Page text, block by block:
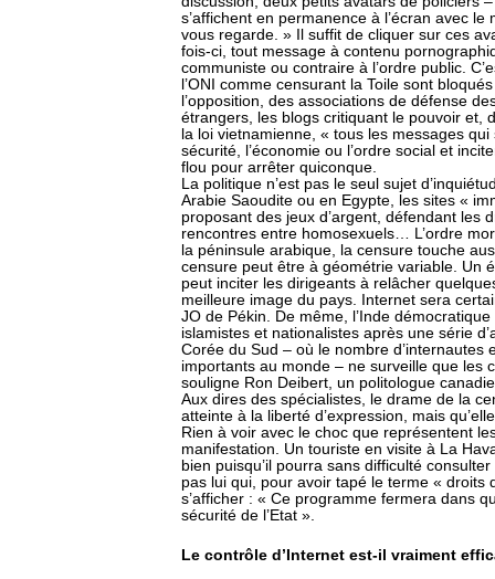
s’affichent en permanence à l’écran avec
vous regarde. » Il suffit de cliquer sur ces
fois-ci, tout message à contenu
communiste ou contraire à l’ordre public.
l’ONI comme censurant la Toile sont
l’opposition, des associations de défense
étrangers, les blogs critiquant le pouvoir et,
la loi vietnamienne, « tous les messages qui
sécurité, l’économie ou l’ordre social et
flou pour arrêter quiconque.
La politique n’est pas le seul sujet
Arabie Saoudite ou en Egypte, les sites «
proposant des jeux d’argent, défendant les
rencontres entre homosexuels… L’ordre
la péninsule arabique, la censure touche
censure peut être à géométrie variable. Un
peut inciter les dirigeants à relâcher
meilleure image du pays. Internet sera
JO de Pékin. De même, l’Inde
islamistes et nationalistes après une série
Corée du Sud – où le nombre d’internautes
importants au monde – ne surveille que les
souligne Ron Deibert, un politologue
Aux dires des spécialistes, le drame de la
atteinte à la liberté d’expression, mais
Rien à voir avec le choc que représentent
manifestation. Un touriste en visite à La
bien puisqu’il pourra sans difficulté
pas lui qui, pour avoir tapé le terme « droits
s’afficher : « Ce programme fermera dans
sécurité de l’Etat ».
Le contrôle d’Internet est-il vraiment